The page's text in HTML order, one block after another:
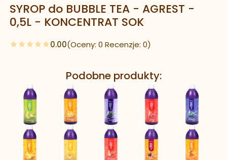
SYROP do BUBBLE TEA - AGREST -
0,5L - KONCENTRAT SOK
0.00(Oceny: 0 Recenzje: 0)
Podobne produkty: